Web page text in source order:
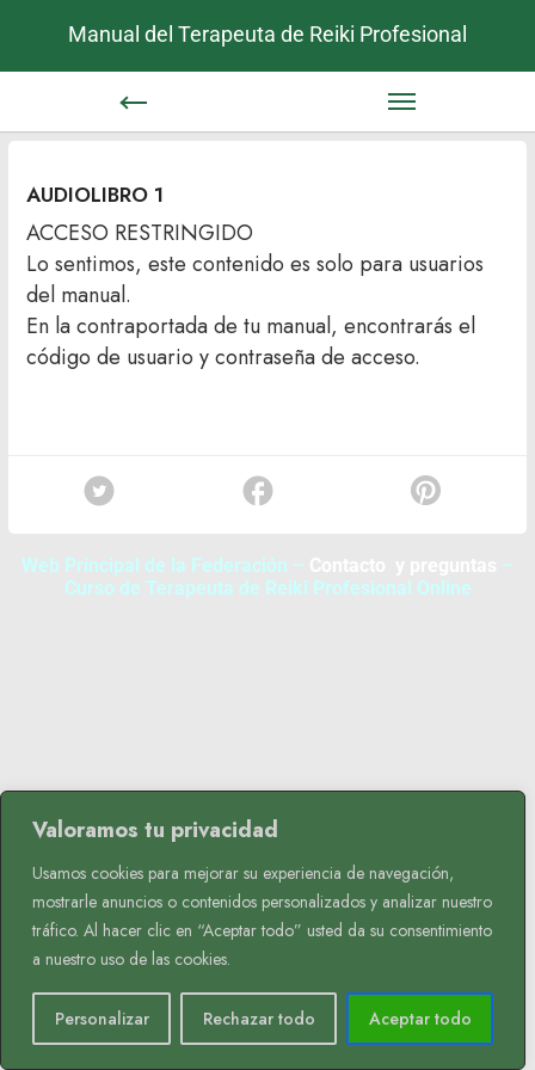
Valoramos tu privacidad
Usamos cookies para mejorar su experiencia de navegación,
mostrarle anuncios o contenidos personalizados y analizar nuestro
tráfico. Al hacer clic en “Aceptar todo” usted da su consentimiento
a nuestro uso de las cookies.
Personalizar Rechazar todo Aceptar todo
AUDIOLIBRO 1
ACCESO RESTRINGIDO
Lo sentimos, este contenido es solo para usuarios
del manual.
En la contraportada de tu manual, encontrarás el
código de usuario y contraseña de acceso.
Web Principal de la Federación –
–
Curso de Terapeuta de Reiki Profesional Online
Manual del Terapeuta de Reiki Profesional